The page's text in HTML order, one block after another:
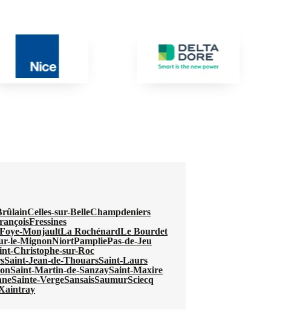
Celles-sur-BelleChampdeniers
Fressines
MonjaultLa RochénardLe Bourdet
le-MignonNiortPampliePas-de-Jeu
Christophe-sur-Roc
Saint-Jean-de-ThouarsSaint-Laurs
Saint-Martin-de-SanzaySaint-Maxire
Sainte-VergeSansaisSaumurSciecq